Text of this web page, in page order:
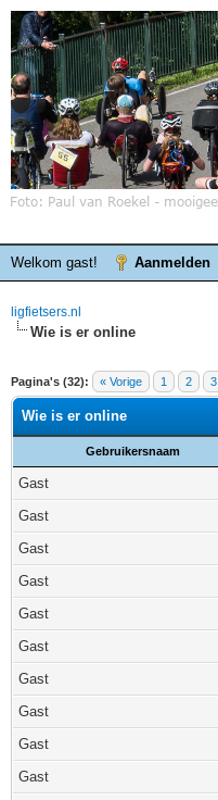
Welkom gast! Aanmelden
ligfietsers.nl
Wie is er online
Pagina's (32): « Vorige 1 2 3
Wie is er online
Gebruikersnaam
Gast
Gast
Gast
Gast
Gast
Gast
Gast
Gast
Gast
Gast